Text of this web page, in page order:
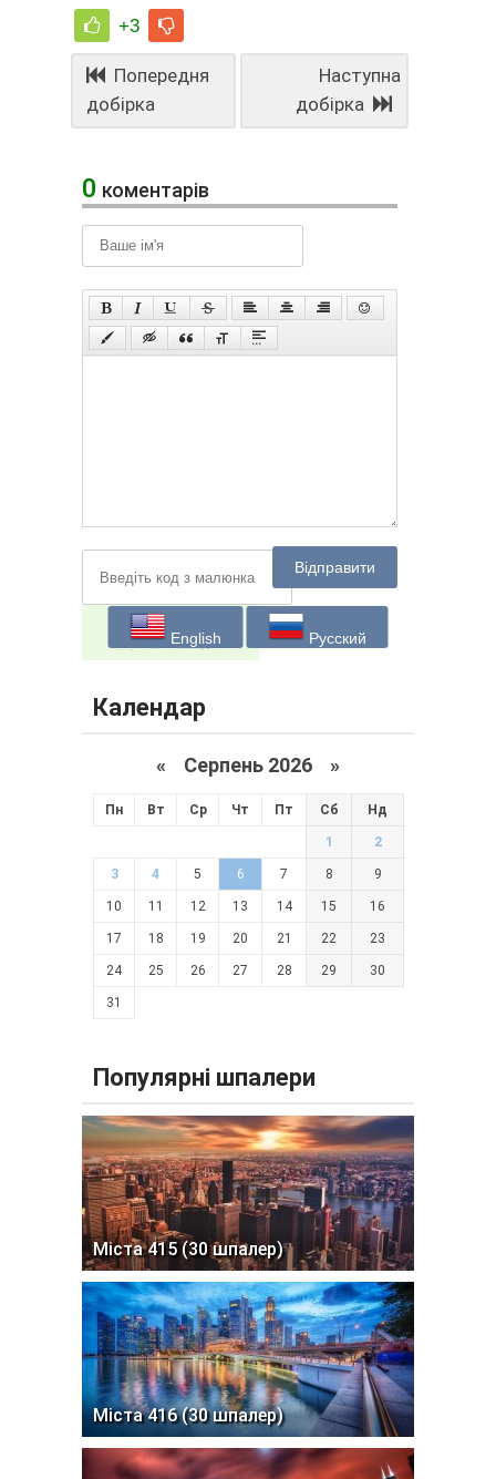
+3
Попередня
добірка
Наступна
добірка
0 коментарів
Відправити
English Русский
Календар
« Серпень 2026 »
Пн Вт Ср Чт Пт Сб Нд
1 2
3 4 5 6 7 8 9
10 11 12 13 14 15 16
17 18 19 20 21 22 23
24 25 26 27 28 29 30
31
Популярні шпалери
Міста 415 (30 шпалер)
Міста 416 (30 шпалер)